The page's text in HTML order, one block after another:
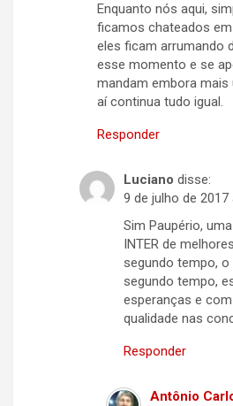
Enquanto nós aqui,
ficamos chateados
eles ficam arrumando
esse momento e se
mandam embora
aí continua tudo igual.
Responder
Luciano disse:
9 de julho de 2017
Sim Paupério,
INTER de
segundo tempo,
segundo tempo,
esperanças e
qualidade nas
Responder
Antônio